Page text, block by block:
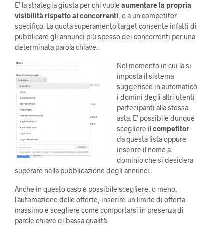
E’ la strategia giusta per chi vuole aumentare la propria
visibilità rispetto ai concorrenti , o a un competitor
specifico. La quota superamento target consente infatti di
pubblicare gli annunci più spesso dei concorrenti per una
determinata parola chiave.
Nel momento in cui la si
imposta il sistema
suggerisce in automatico
i domini degli altri utenti
partecipanti alla stessa
asta. E’ possibile dunque
scegliere ilcompetitor
da questa lista oppure
inserire il nome a
dominio che si desidera
superare nella pubblicazione degli annunci.
Anche in questo caso è possibile scegliere, o meno,
l’automazione delle offerte, inserire un limite di offerta
massimo e scegliere come comportarsi in presenza di
parole chiave di bassa qualità.